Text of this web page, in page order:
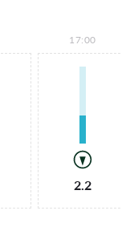
17:00
2.2